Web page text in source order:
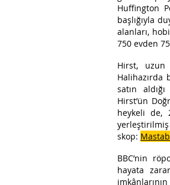
Huffington
başlığıyla
alanları,
750 evden
Hirst, uzun
satın
Hirst’ün
heykeli de,
skop:
BBC’nin
hayata